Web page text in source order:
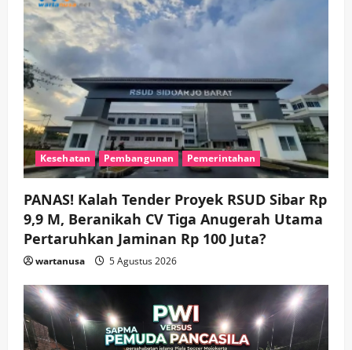
Kesehatan Pembangunan Pemerintahan
PANAS! Kalah Tender Proyek RSUD Sibar Rp
9,9 M, Beranikah CV Tiga Anugerah Utama
Pertaruhkan Jaminan Rp 100 Juta?
wartanusa 5 Agustus 2026